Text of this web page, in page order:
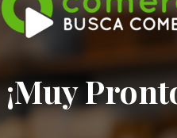
¡Muy